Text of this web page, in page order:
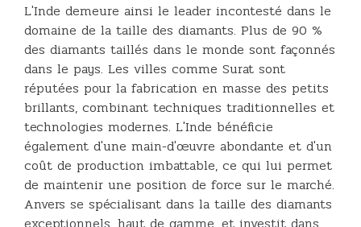
L'Inde demeure ainsi le leader incontesté dans le
domaine de la taille des diamants. Plus de 90 %
des diamants taillés dans le monde sont façonnés
dans le pays. Les villes comme Surat sont
réputées pour la fabrication en masse des petits
brillants, combinant techniques traditionnelles et
technologies modernes. L'Inde bénéficie
également d'une main-d'œuvre abondante et d'un
coût de production imbattable, ce qui lui permet
de maintenir une position de force sur le marché.
Anvers se spécialisant dans la taille des diamants